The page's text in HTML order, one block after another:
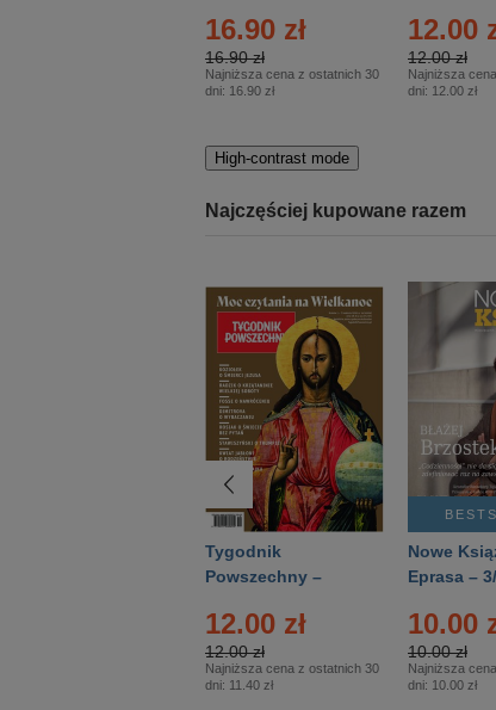
16.90 zł
16.90 zł
Najniższa cena z ostatnich 30
dni: 16.90 zł
12.00
12.00 zł
Najniższa
dni: 12.00 zł
High-contrast mode
Najczęściej kupowane razem
Tygodnik
Powszechny –
12.00 zł
12.00 zł
Najniższa cena z ostatnich 30
dni: 11.40 zł
Nowe
Eprasa –
10.00
10.00 zł
Najniższa
dni: 10.00 zł